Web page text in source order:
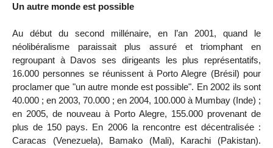
Un autre monde est possible
Au début du second millénaire, en l’an 2001, quand le
néolibéralisme paraissait plus assuré et triomphant en
regroupant à Davos ses dirigeants les plus représentatifs,
16.000 personnes se réunissent à Porto Alegre (Brésil) pour
proclamer que "un autre monde est possible". En 2002 ils sont
40.000 ; en 2003, 70.000 ; en 2004, 100.000 à Mumbay (Inde) ;
en 2005, de nouveau à Porto Alegre, 155.000 provenant de
plus de 150 pays. En 2006 la rencontre est décentralisée :
Caracas (Venezuela), Bamako (Mali), Karachi (Pakistan).